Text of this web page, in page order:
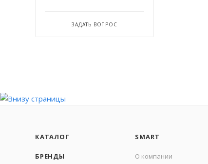
ЗАДАТЬ ВОПРОС
КАТАЛОГ
БРЕНДЫ
SMART
О компании